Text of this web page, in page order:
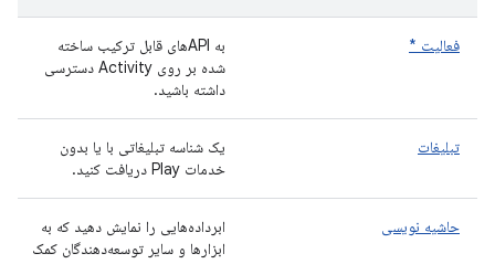
فعالیت *
به APIهای قابل ترکیب ساخته
شده بر روی Activity دسترسی
داشته باشید.
تبلیغات
یک شناسه تبلیغاتی با یا بدون
خدمات Play دریافت کنید.
حاشیه نویسی
ابرداده‌هایی را نمایش دهید که به
ابزارها و سایر توسعه‌دهندگان کمک